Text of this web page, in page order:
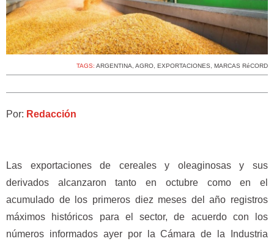
TAGS: ARGENTINA, AGRO, EXPORTACIONES, MARCAS RéCORD
Por: Redacción
Las exportaciones de cereales y oleaginosas y sus
derivados alcanzaron tanto en octubre como en el
acumulado de los primeros diez meses del año registros
máximos históricos para el sector, de acuerdo con los
números informados ayer por la Cámara de la Industria